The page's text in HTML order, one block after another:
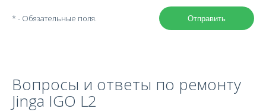
* - Обязательные поля. Отправить
Вопросы и ответы по ремонту
Jinga IGO L2